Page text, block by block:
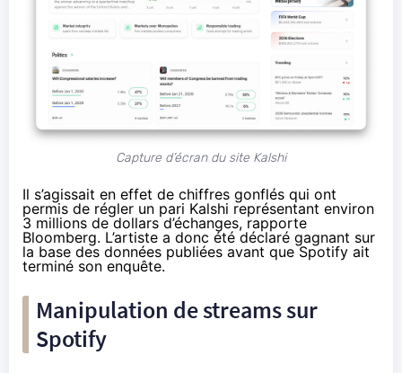
Capture d’écran du site Kalshi
Il s’agissait en effet de chiffres gonflés qui ont
permis de régler un pari Kalshi représentant environ
3 millions de dollars d’échanges, rapporte
Bloomberg. L’artiste a donc été déclaré gagnant sur
la base des données publiées avant que Spotify ait
terminé son enquête.
Manipulation de streams sur
Spotify